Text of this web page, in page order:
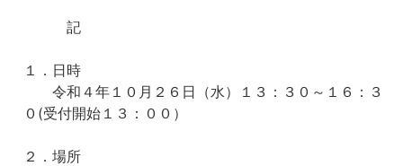
記
１．日時
令和４年１０月２６日（水）１３：３０～１６：３
０(受付開始１３：００）
２．場所